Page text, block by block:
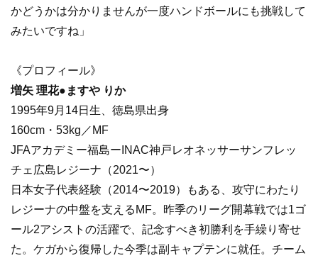
かどうかは分かりませんが一度ハンドボールにも挑戦して
みたいですね」
《プロフィール》
増矢 理花●ますや りか
1995年9月14日生、徳島県出身
160cm・53kg／MF
JFAアカデミー福島ーINAC神戸レオネッサーサンフレッ
チェ広島レジーナ（2021〜）
日本女子代表経験（2014〜2019）もある、攻守にわたり
レジーナの中盤を支えるMF。昨季のリーグ開幕戦では1ゴ
ール2アシストの活躍で、記念すべき初勝利を手繰り寄せ
た。ケガから復帰した今季は副キャプテンに就任。チーム